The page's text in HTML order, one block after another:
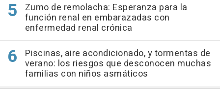
Zumo de remolacha: Esperanza para la
función renal en embarazadas con
enfermedad renal crónica
Piscinas, aire acondicionado, y tormentas de
verano: los riesgos que desconocen muchas
familias con niños asmáticos